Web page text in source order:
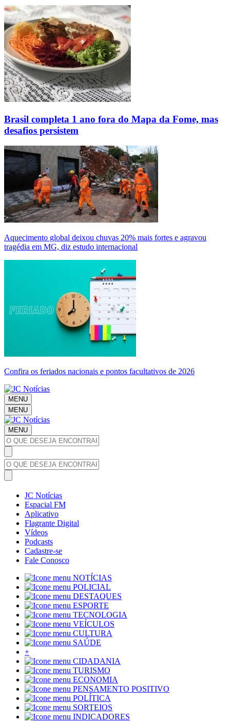
Brasil completa 1 ano fora do Mapa da Fome, mas
desafios persistem
Aquecimento global deixou chuvas 20% mais fortes e agravou
tragédia em MG, diz estudo internacional
Confira os feriados nacionais e pontos facultativos de 2026
MENU
MENU
MENU
JC Notícias
Espacial FM
Aplicativo
Flagrante Digital
Vídeos
Podcasts
Cadastre-se
Fale Conosco
NOTÍCIAS
POLICIAL
DESTAQUES
ESPORTE
TECNOLOGIA
VEÍCULOS
CULTURA
SAÚDE
+
CIDADANIA
TURISMO
ECONOMIA
PENSAMENTO POSITIVO
POLÍTICA
SORTEIOS
INDICADORES